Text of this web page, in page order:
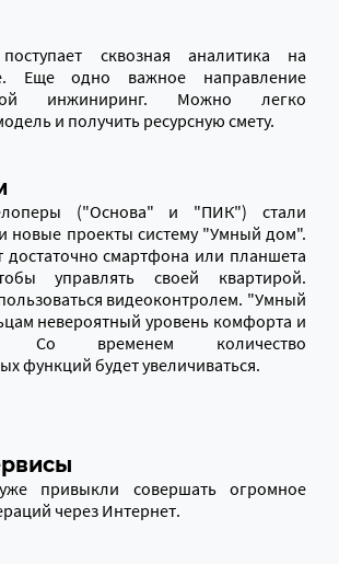
сквозная аналитика на
Еще одно важное направление
инжиниринг. Можно легко
и получить ресурсную смету.
("Основа" и "ПИК") стали
новые проекты систему "Умный дом".
смартфона или планшета
управлять своей квартирой.
видеоконтролем. "Умный
невероятный уровень комфорта и
Со временем количество
функций будет увеличиваться.
привыкли совершать огромное
через Интернет.